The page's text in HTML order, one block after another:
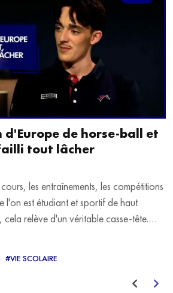
d'Europe de horse-ball et
tout lâcher
les entraînements, les compétitions
l'on est étudiant et sportif de haut
cela relève d'un véritable casse-tête.
qui a failli abandonner ses études
équilibre.
#VIE SCOLAIRE